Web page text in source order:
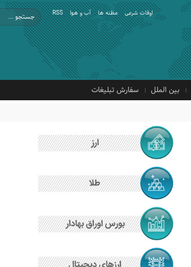
RSS آب و هوا مظنه ها اوقات شرعی
بین الملل سفارش تبلیغات